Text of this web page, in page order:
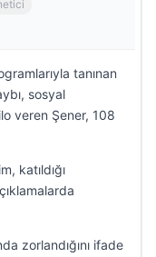
tanınan
sosyal
veren Şener, 108
katıldığı
zorlandığını ifade